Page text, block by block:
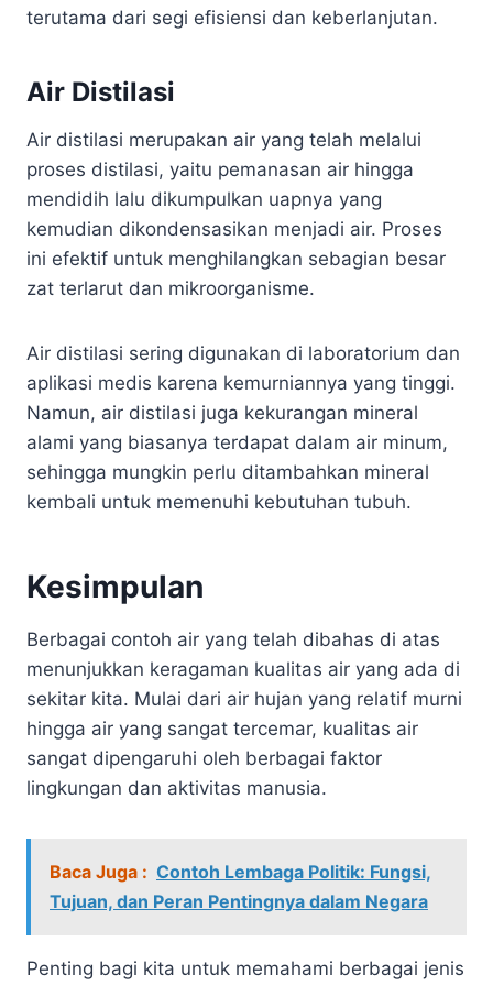
terutama dari segi efisiensi dan keberlanjutan.
Air Distilasi
Air distilasi merupakan air yang telah melalui
proses distilasi, yaitu pemanasan air hingga
mendidih lalu dikumpulkan uapnya yang
kemudian dikondensasikan menjadi air. Proses
ini efektif untuk menghilangkan sebagian besar
zat terlarut dan mikroorganisme.
Air distilasi sering digunakan di laboratorium dan
aplikasi medis karena kemurniannya yang tinggi.
Namun, air distilasi juga kekurangan mineral
alami yang biasanya terdapat dalam air minum,
sehingga mungkin perlu ditambahkan mineral
kembali untuk memenuhi kebutuhan tubuh.
Kesimpulan
Berbagai contoh air yang telah dibahas di atas
menunjukkan keragaman kualitas air yang ada di
sekitar kita. Mulai dari air hujan yang relatif murni
hingga air yang sangat tercemar, kualitas air
sangat dipengaruhi oleh berbagai faktor
lingkungan dan aktivitas manusia.
Baca Juga : Contoh Lembaga Politik: Fungsi,
Tujuan, dan Peran Pentingnya dalam Negara
Penting bagi kita untuk memahami berbagai jenis